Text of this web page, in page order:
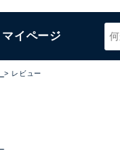
マイページ
レビュー